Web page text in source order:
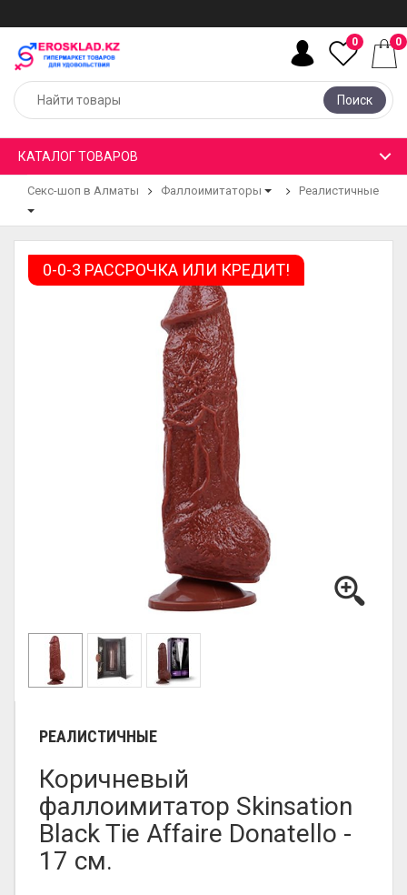
Поиск
0 0
КАТАЛОГ ТОВАРОВ
Секс-шоп в Алматы Фаллоимитаторы Реалистичные
0-0-3 РАССРОЧКА ИЛИ КРЕДИТ!
РЕАЛИСТИЧНЫЕ
Коричневый
фаллоимитатор Skinsation
Black Tie Affaire Donatello -
17 см.